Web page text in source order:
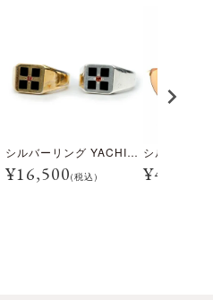
シルバーリング YACHIMATA02
¥16,500(税込)
シルバース
¥49,500